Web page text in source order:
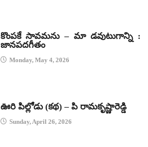
కొంపకే సావమను – మా డవుటుగాన్ని :
జానపదగీతం
Monday, May 4, 2026
ఊరి పిల్లోడు (కథ) – పి రామకృష్ణారెడ్డి
Sunday, April 26, 2026